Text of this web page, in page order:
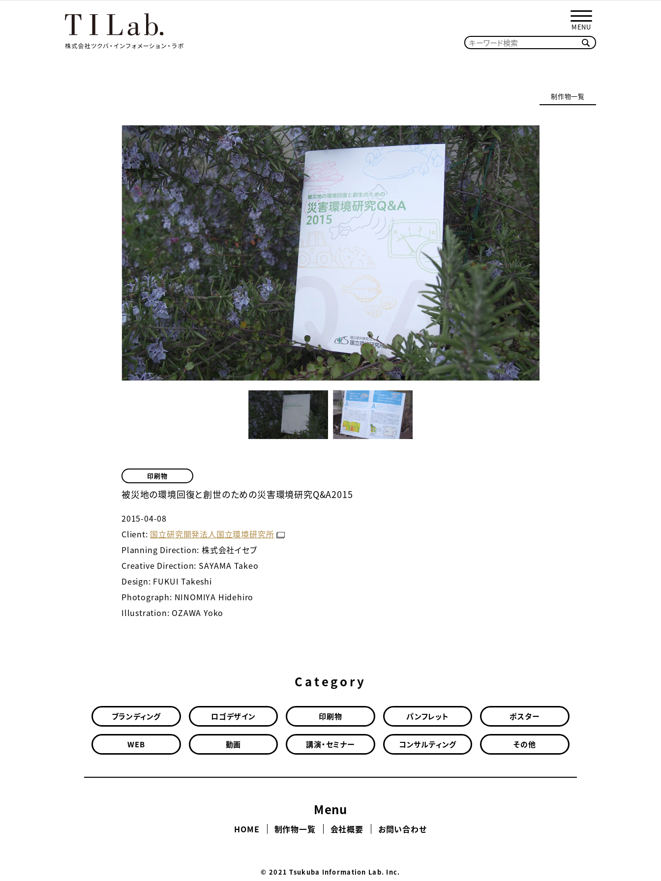
MENU
印刷物
被災地の環境回復と創世のための災害環境研究Q&A2015
2015-04-08
Client: 国立研究開発法人国立環境研究所
Planning Direction: 株式会社イセブ
Creative Direction: SAYAMA Takeo
Design: FUKUI Takeshi
Photograph: NINOMIYA Hidehiro
Illustration: OZAWA Yoko
制作物一覧
Category
ブランディング ロゴデザイン 印刷物 パンフレット ポスター
WEB 動画 講演・セミナー コンサルティング その他
Menu
HOME 制作物一覧 会社概要 お問い合わせ
© 2021 Tsukuba Information Lab. Inc.